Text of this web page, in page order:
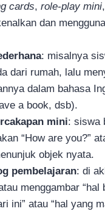
cards,role-play mini
dan
: misalnya
dari rumah, lalu
dalam bahasa
a book, dsb).
mini: siswa
“How are you?”
objek nyata.
pembelajaran: di
menggambar “hal
ini” atau “hal yang